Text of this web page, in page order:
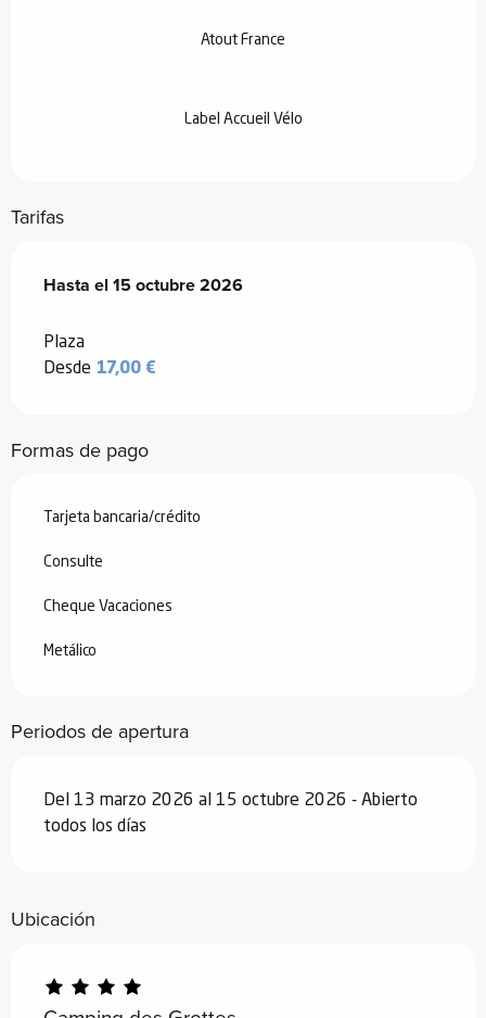
Atout France
Label Accueil Vélo
Tarifas
Desde 13 marzo 2026hasta
Hasta el 15 octubre 2026
Plaza
Desde 17,00 €
Formas de pago
Tarjeta bancaria/crédito
Consulte
Cheque Vacaciones
Metálico
Periodos de apertura
Del 13 marzo 2026 al 15 octubre 2026 - Abierto
todos los días
Ubicación